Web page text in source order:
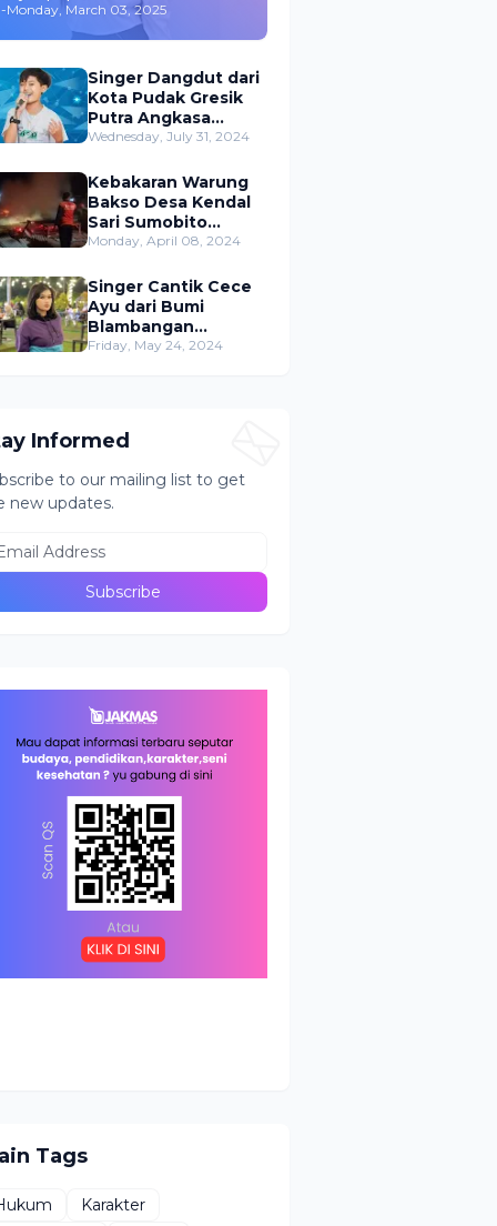
,Merambah Bisnis dan
Akting
-Monday, March 03, 2025
Singer Dangdut dari
Kota Pudak Gresik
Putra Angkasa
Gemparkan
Indonesia
Wednesday, July 31, 2024
Kebakaran Warung
Bakso Desa Kendal
Sari Sumobito
Jombang Berhasil di
Monday, April 08, 2024
Singer Cantik Cece
Ayu dari Bumi
Blambangan
Banyuwangi Siap
Friday, May 24, 2024
Informed
to our mailing list to get
new updates.
Tags
Karakter